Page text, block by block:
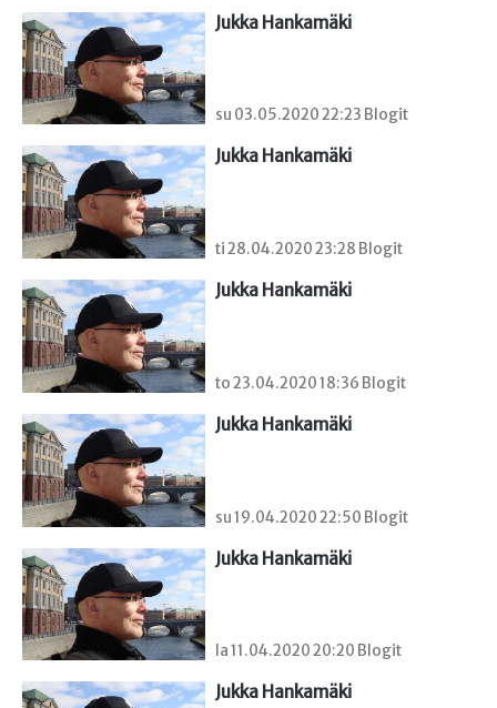
Jukka Hankamäki
su 03.05.2020 22:23 Blogit
Jukka Hankamäki
ti 28.04.2020 23:28 Blogit
Jukka Hankamäki
to 23.04.2020 18:36 Blogit
Jukka Hankamäki
su 19.04.2020 22:50 Blogit
Jukka Hankamäki
la 11.04.2020 20:20 Blogit
Jukka Hankamäki